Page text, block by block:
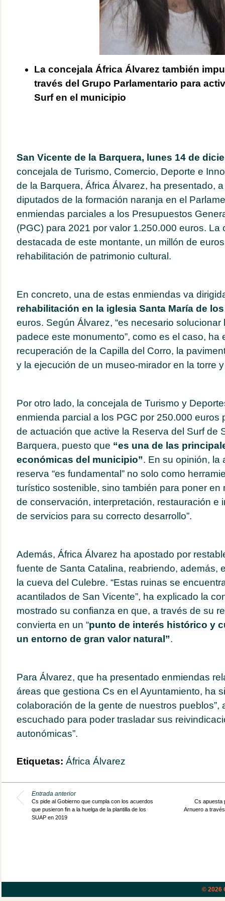
La concejala África Álvarez también
través del Grupo Parlamentario para
Surf en el municipio
San Vicente de la Barquera, lunes 14 de
concejala de Turismo, Comercio, Deporte e
de la Barquera, África Álvarez, ha presentado,
diputados de la formación naranja en el
enmiendas parciales a los Presupuestos
(PGC) para 2021 por valor 1.250.000 euros. La
destacada de este montante, un millón de
rehabilitación de patrimonio cultural.
En concreto, una de estas enmiendas va
rehabilitación en la iglesia Santa María de
euros. Según Álvarez, “es necesario
padece este monumento”, como es el caso, ha
recuperación de la Capilla del Corro, la
y la ejecución de un museo-mirador en la torre
Por otro lado, la concejala de Turismo y
enmienda parcial a los PGC por 250.000 euros
de actuación que active la Reserva del Surf de
Barquera, puesto que “es una de las
económicas del municipio”. En su opinión, la
reserva “es fundamental” no solo como
turístico sostenible, sino también para poner en
de conservación, interpretación, restauración e
de servicios para su correcto desarrollo”.
Además, África Álvarez ha apostado por
fuente de Santa Catalina, reabriendo, además,
la cueva del Culebre. “Estas ruinas se
acantilados de San Vicente”, ha explicado la
mostrado su confianza en que, a través de su
convierta en un “punto de interés histórico y
un entorno de gran valor natural”.
Para Álvarez, que ha presentado enmiendas
áreas que gestiona Cs en el Ayuntamiento, ha
colaboración de la gente de nuestros pueblos”,
escuchado para poder trasladar sus
autonómicas”.
Etiquetas: África Álvarez
Entrada anterior
Cs pide al Gobierno que cumpla con los acuerdos
que pusieron fin a la huelga de la plantilla de los
SUAP en 2019
Cs apuesta
Arnuero a
© 2026